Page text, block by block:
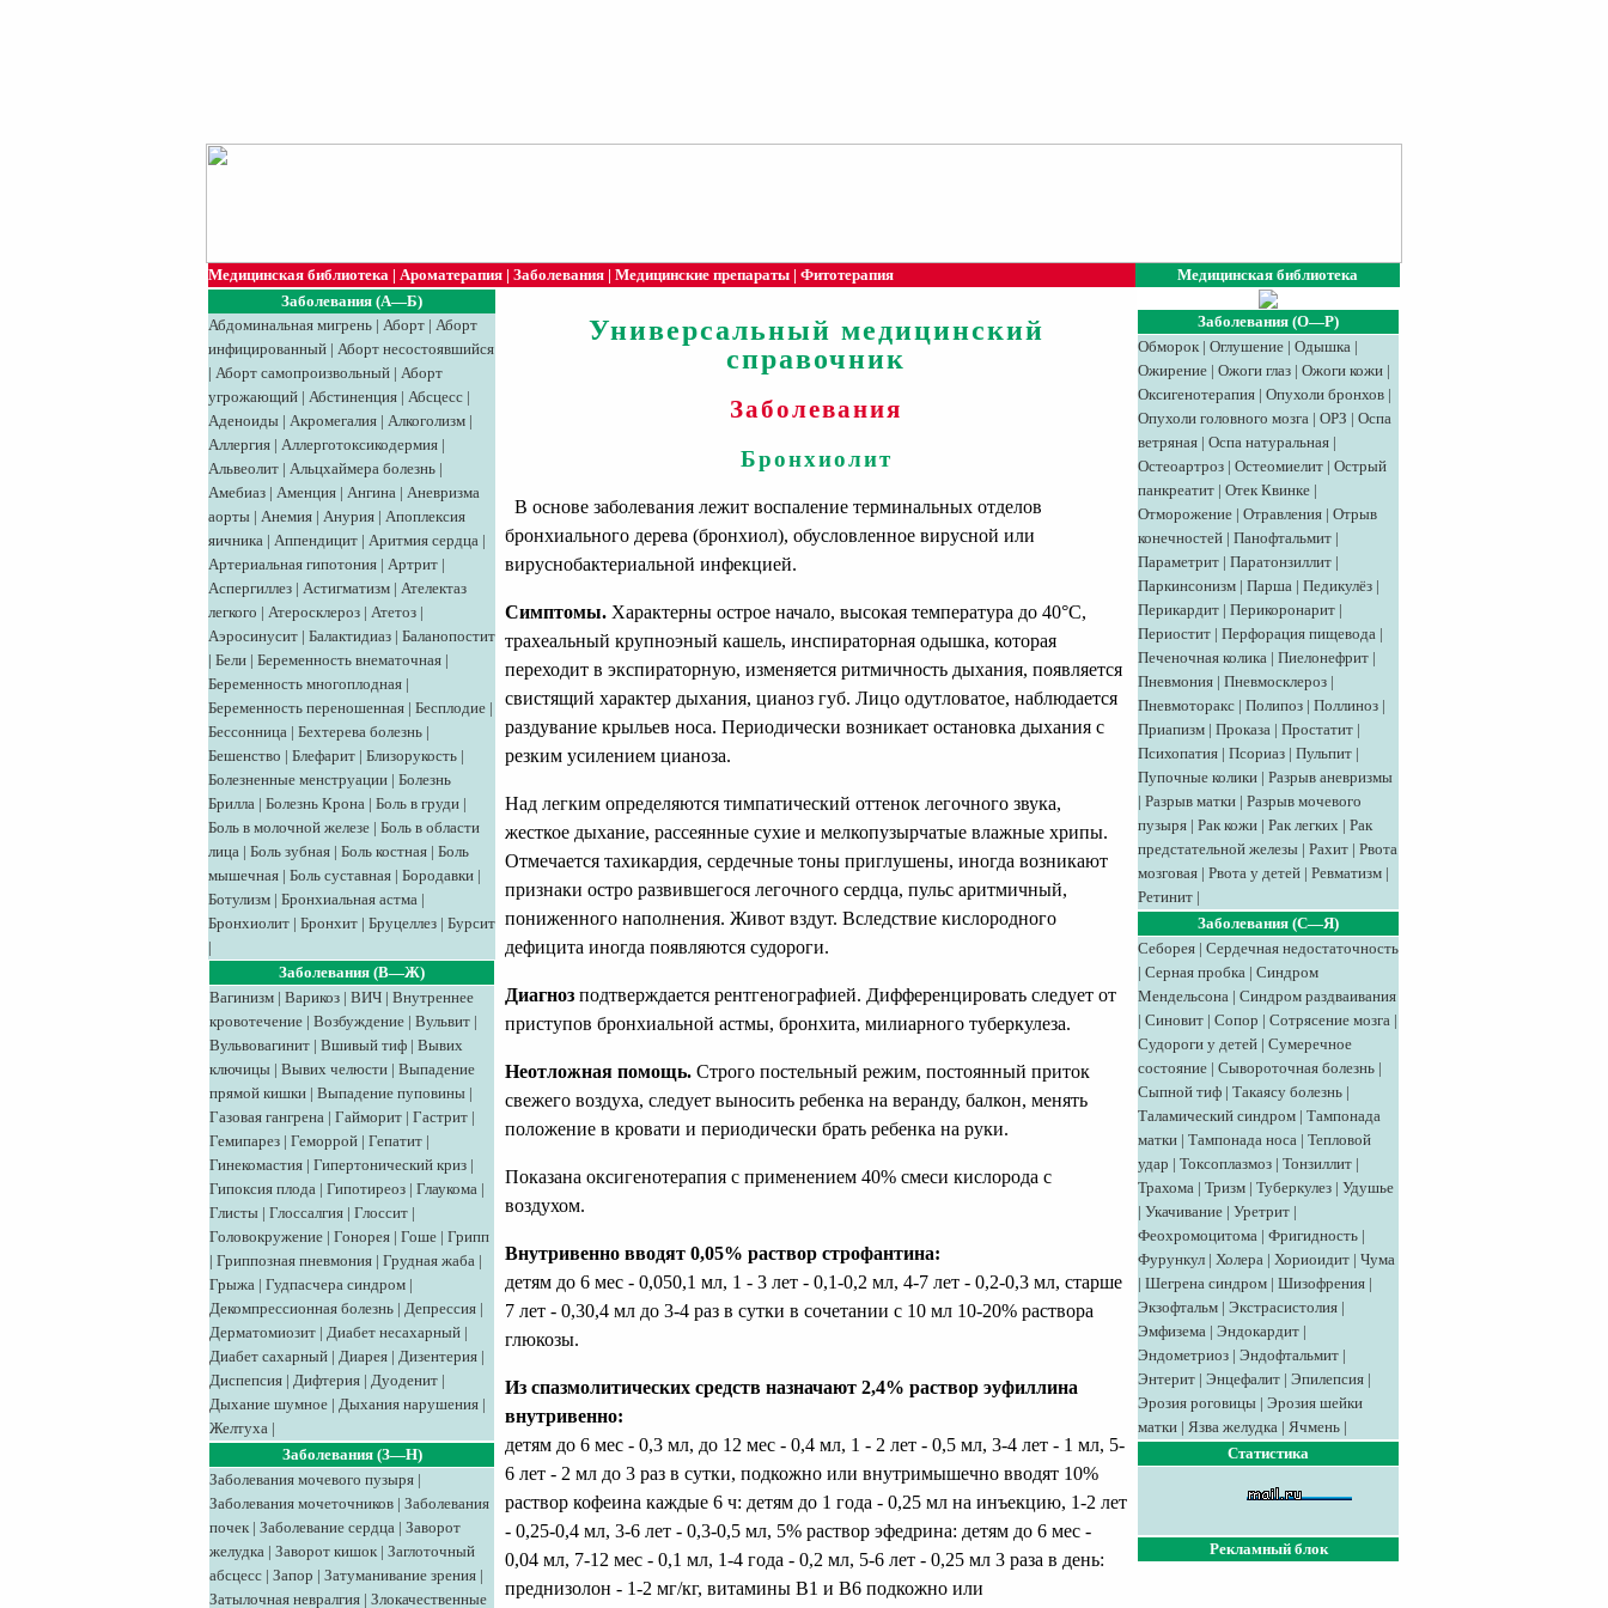
Медицинская библиотека | Ароматерапия | Заболевания | Медицинские препараты | Фитотерапия
Медицинская библиотека
Заболевания (А—Б)
Абдоминальная мигрень | Аборт | Аборт
инфицированный | Аборт несостоявшийся
| Аборт самопроизвольный | Аборт
угрожающий | Абстиненция | Абсцесс |
Аденоиды | Акромегалия | Алкоголизм |
Аллергия | Аллерготоксикодермия |
Альвеолит | Альцхаймера болезнь |
Амебиаз | Аменция | Ангина | Аневризма
аорты | Анемия | Анурия | Апоплексия
яичника | Аппендицит | Аритмия сердца |
Артериальная гипотония | Артрит |
Аспергиллез | Астигматизм | Ателектаз
легкого | Атеросклероз | Атетоз |
Аэросинусит | Балактидиаз | Баланопостит
| Бели | Беременность внематочная |
Беременность многоплодная |
Беременность переношенная | Бесплодие |
Бессонница | Бехтерева болезнь |
Бешенство | Блефарит | Близорукость |
Болезненные менструации | Болезнь
Брилла | Болезнь Крона | Боль в груди |
Боль в молочной железе | Боль в области
лица | Боль зубная | Боль костная | Боль
мышечная | Боль суставная | Бородавки |
Ботулизм | Бронхиальная астма |
Бронхиолит | Бронхит | Бруцеллез | Бурсит
|
Заболевания (В—Ж)
Вагинизм | Варикоз | ВИЧ | Внутреннее
кровотечение | Возбуждение | Вульвит |
Вульвовагинит | Вшивый тиф | Вывих
ключицы | Вывих челюсти | Выпадение
прямой кишки | Выпадение пуповины |
Газовая гангрена | Гайморит | Гастрит |
Гемипарез | Геморрой | Гепатит |
Гинекомастия | Гипертонический криз |
Гипоксия плода | Гипотиреоз | Глаукома |
Глисты | Глоссалгия | Глоссит |
Головокружение | Гонорея | Гоше | Грипп
| Гриппозная пневмония | Грудная жаба |
Грыжа | Гудпасчера синдром |
Декомпрессионная болезнь | Депрессия |
Дерматомиозит | Диабет несахарный |
Диабет сахарный | Диарея | Дизентерия |
Диспепсия | Дифтерия | Дуоденит |
Дыхание шумное | Дыхания нарушения |
Желтуха |
Заболевания (З—Н)
Заболевания мочевого пузыря |
Заболевания мочеточников | Заболевания
почек | Заболевание сердца | Заворот
желудка | Заворот кишок | Заглоточный
абсцесс | Запор | Затуманивание зрения |
Затылочная невралгия | Злокачественные
Универсальный медицинский
справочник
Заболевания
Бронхиолит
В основе заболевания лежит воспаление терминальных отделов
бронхиального дерева (бронхиол), обусловленное вирусной или
вируснобактериальной инфекцией.
Симптомы. Характерны острое начало, высокая температура до 40°С,
трахеальный крупноэный кашель, инспираторная одышка, которая
переходит в экспираторную, изменяется ритмичность дыхания, появляется
свистящий характер дыхания, цианоз губ. Лицо одутловатое, наблюдается
раздувание крыльев носа. Периодически возникает остановка дыхания с
резким усилением цианоза.
Над легким определяются тимпатический оттенок легочного звука,
жесткое дыхание, рассеянные сухие и мелкопузырчатые влажные хрипы.
Отмечается тахикардия, сердечные тоны приглушены, иногда возникают
признаки остро развившегося легочного сердца, пульс аритмичный,
пониженного наполнения. Живот вздут. Вследствие кислородного
дефицита иногда появляются судороги.
Диагноз подтверждается рентгенографией. Дифференцировать следует от
приступов бронхиальной астмы, бронхита, милиарного туберкулеза.
Неотложная помощь. Строго постельный режим, постоянный приток
свежего воздуха, следует выносить ребенка на веранду, балкон, менять
положение в кровати и периодически брать ребенка на руки.
Показана оксигенотерапия с применением 40% смеси кислорода с
воздухом.
Внутривенно вводят 0,05% раствор строфантина:
детям до 6 мес - 0,050,1 мл, 1 - 3 лет - 0,1-0,2 мл, 4-7 лет - 0,2-0,3 мл, старше
7 лет - 0,30,4 мл до 3-4 раз в сутки в сочетании с 10 мл 10-20% раствора
глюкозы.
Из спазмолитических средств назначают 2,4% раствор эуфиллина
внутривенно:
детям до 6 мес - 0,3 мл, до 12 мес - 0,4 мл, 1 - 2 лет - 0,5 мл, 3-4 лет - 1 мл, 5-
6 лет - 2 мл до 3 раз в сутки, подкожно или внутримышечно вводят 10%
раствор кофеина каждые 6 ч: детям до 1 года - 0,25 мл на инъекцию, 1-2 лет
- 0,25-0,4 мл, 3-6 лет - 0,3-0,5 мл, 5% раствор эфедрина: детям до 6 мес -
0,04 мл, 7-12 мес - 0,1 мл, 1-4 года - 0,2 мл, 5-6 лет - 0,25 мл 3 раза в день:
преднизолон - 1-2 мг/кг, витамины В1 и В6 подкожно или
Заболевания (О—Р)
Обморок | Оглушение | Одышка |
Ожирение | Ожоги глаз | Ожоги кожи |
Оксигенотерапия | Опухоли бронхов |
Опухоли головного мозга | ОРЗ | Оспа
ветряная | Оспа натуральная |
Остеоартроз | Остеомиелит | Острый
панкреатит | Отек Квинке |
Отморожение | Отравления | Отрыв
конечностей | Панофтальмит |
Параметрит | Паратонзиллит |
Паркинсонизм | Парша | Педикулёз |
Перикардит | Перикоронарит |
Периостит | Перфорация пищевода |
Печеночная колика | Пиелонефрит |
Пневмония | Пневмосклероз |
Пневмоторакс | Полипоз | Поллиноз |
Приапизм | Проказа | Простатит |
Психопатия | Псориаз | Пульпит |
Пупочные колики | Разрыв аневризмы
| Разрыв матки | Разрыв мочевого
пузыря | Рак кожи | Рак легких | Рак
предстательной железы | Рахит | Рвота
мозговая | Рвота у детей | Ревматизм |
Ретинит |
Заболевания (С—Я)
Себорея | Сердечная недостаточность
| Серная пробка | Синдром
Мендельсона | Синдром раздваивания
| Синовит | Сопор | Сотрясение мозга |
Судороги у детей | Сумеречное
состояние | Сывороточная болезнь |
Сыпной тиф | Такаясу болезнь |
Таламический синдром | Тампонада
матки | Тампонада носа | Тепловой
удар | Токсоплазмоз | Тонзиллит |
Трахома | Тризм | Туберкулез | Удушье
| Укачивание | Уретрит |
Феохромоцитома | Фригидность |
Фурункул | Холера | Хориоидит | Чума
| Шегрена синдром | Шизофрения |
Экзофтальм | Экстрасистолия |
Эмфизема | Эндокардит |
Эндометриоз | Эндофтальмит |
Энтерит | Энцефалит | Эпилепсия |
Эрозия роговицы | Эрозия шейки
матки | Язва желудка | Ячмень |
Статистика
Рекламный блок